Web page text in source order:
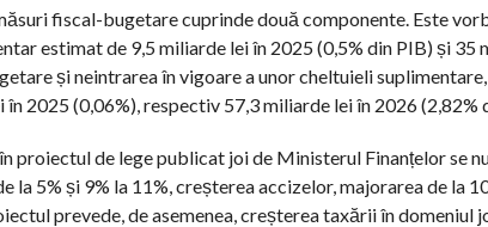
fiscal-bugetare cuprinde două componente. Este
estimat de 9,5 miliarde lei în 2025 (0,5% din PIB) și 35
și neintrarea în vigoare a unor cheltuieli
2025 (0,06%), respectiv 57,3 miliarde lei în 2026 (2,82%
proiectul de lege publicat joi de Ministerul Finanțelor se
la 5% și 9% la 11%, creșterea accizelor, majorarea de la
prevede, de asemenea, creșterea taxării în domeniul